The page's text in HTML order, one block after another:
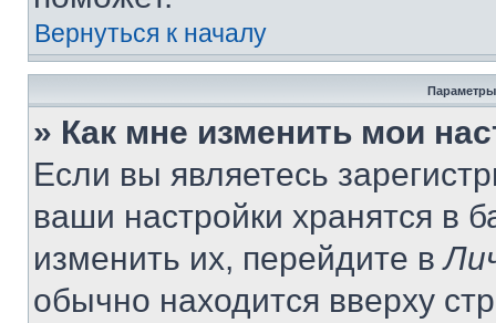
Вернуться к началу
Параметры
» Как мне изменить мои
Если вы являетесь
ваши настройки хранятся в
изменить их, перейдите в
обычно находится вверху